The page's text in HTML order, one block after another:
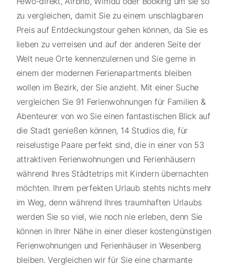
zu vergleichen, damit Sie zu einem unschlagbaren
Preis auf Entdeckungstour gehen können, da Sie es
lieben zu verreisen und auf der anderen Seite der
Welt neue Orte kennenzulernen und Sie gerne in
einem der modernen Ferienapartments bleiben
wollen im Bezirk, der Sie anzieht. Mit einer Suche
vergleichen Sie 91 Ferienwohnungen für Familien &
Abenteurer von wo Sie einen fantastischen Blick auf
die Stadt genießen können, 14 Studios die, für
reiselustige Paare perfekt sind, die in einer von 53
attraktiven Ferienwohnungen und Ferienhäusern
während Ihres Städtetrips mit Kindern übernachten
möchten. Ihrem perfekten Urlaub stehts nichts mehr
im Weg, denn während Ihres traumhaften Urlaubs
werden Sie so viel, wie noch nie erleben, denn Sie
können in Ihrer Nähe in einer dieser kostengünstigen
Ferienwohnungen und Ferienhäuser in Wesenberg
bleiben. Vergleichen wir für Sie eine charmante